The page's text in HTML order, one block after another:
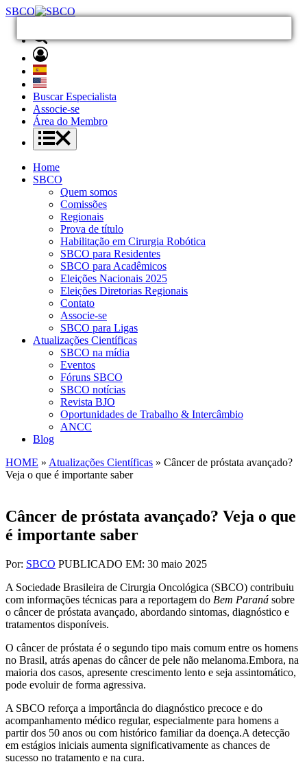
SBCO
Buscar Especialista
Associe-se
Área do Membro
Home
SBCO
Quem somos
Comissões
Regionais
Prova de título
Habilitação em Cirurgia Robótica
SBCO para Residentes
SBCO para Acadêmicos
Eleições Nacionais 2025
Eleições Diretorias Regionais
Contato
Associe-se
SBCO para Ligas
Atualizações Científicas
SBCO na mídia
Eventos
Fóruns SBCO
SBCO notícias
Revista BJO
Oportunidades de Trabalho & Intercâmbio
ANCC
Blog
HOME » Atualizações Científicas » Câncer de próstata avançado?
Veja o que é importante saber
Câncer de próstata avançado? Veja o que
é importante saber
Por: SBCO PUBLICADO EM: 30 maio 2025
A Sociedade Brasileira de Cirurgia Oncológica (SBCO) contribuiu
com informações técnicas para a reportagem do Bem Paraná sobre
o câncer de próstata avançado, abordando sintomas, diagnóstico e
tratamentos disponíveis.
O câncer de próstata é o segundo tipo mais comum entre os homens
no Brasil, atrás apenas do câncer de pele não melanoma.Embora, na
maioria dos casos, apresente crescimento lento e seja assintomático,
pode evoluir de forma agressiva.
A SBCO reforça a importância do diagnóstico precoce e do
acompanhamento médico regular, especialmente para homens a
partir dos 50 anos ou com histórico familiar da doença.A detecção
em estágios iniciais aumenta significativamente as chances de
sucesso no tratamento e na cura.